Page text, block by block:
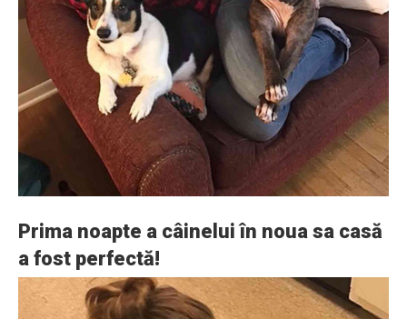
Prima noapte a câinelui în noua sa casă
a fost perfectă!